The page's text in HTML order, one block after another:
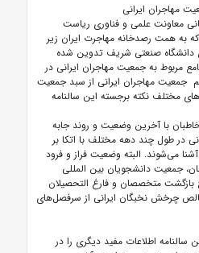
مهاجران ایرانی
معاونت علمی و فناوری ریاست
به همت رصدخانه مهاجرت ایران زیر
دانشگاه صنعتی شریف تدوین شده
مربوط به جمعیت مهاجران ایرانی در
جمعیت مهاجران ایرانی از سبد جمعیت
مختلف نکته برجسته این سالنامه
با آخرین وضعیت و روند جابه
در طول چند دهه مختلف با اتکا بر
می‌شوند. البته وضعیت فراز و فرود
جمعیت دانشجویان بین المللی
متخصصان و فارغ التحصیلان
چرخش نخبگان ایرانی از سرفصل‌های
سالنامه اطلاعات مفید دیگری را در